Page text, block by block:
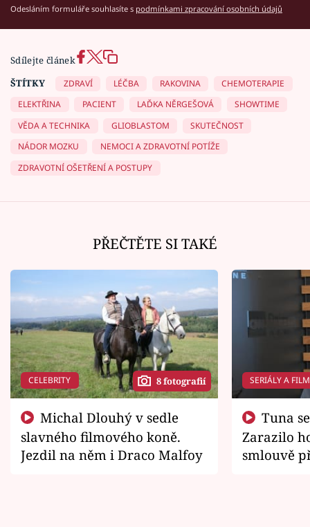
Odesláním formuláře souhlasíte s podmínkami zpracování osobních údajů
Sdílejte článek
ŠTÍTKY
ZDRAVÍ LÉČBA RAKOVINA
CHEMOTERAPIE
ELEKTŘINA
PACIENT LAĎKA NĚRGEŠOVÁ
SHOWTIME
VĚDA A TECHNIKA
GLIOBLASTOM
SKUTEČNOST
NÁDOR MOZKU
NEMOCI A ZDRAVOTNÍ POTÍŽE
ZDRAVOTNÍ OŠETŘENÍ A POSTUPY
PŘEČTĚTE SI TAKÉ
CELEBRITY 8 fotografií
slavného filmového koně.
Jezdil na něm i Draco Malfoy
SERIÁLY A
Zarazilo
smlouvě